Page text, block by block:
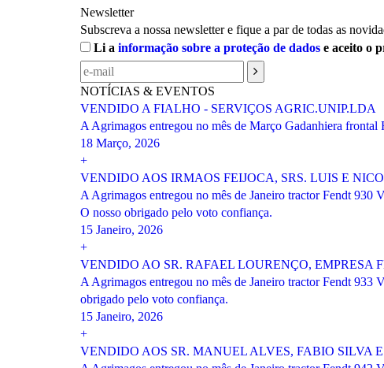
Newsletter
Subscreva a nossa newsletter e fique a par de todas as
Li a informação sobre a proteção de dados e aceito o
NOTÍCIAS & EVENTOS
VENDIDO A FIALHO - SERVIÇOS AGRIC.UNIP.LDA
A Agrimagos entregou no mês de Março Gadanhiera
18 Março, 2026
+
VENDIDO AOS IRMAOS FEIJOCA, SRS. LUIS E
A Agrimagos entregou no mês de Janeiro tractor Fendt
O nosso obrigado pelo voto confiança.
15 Janeiro, 2026
+
VENDIDO AO SR. RAFAEL LOURENÇO, EMPRESA
A Agrimagos entregou no mês de Janeiro tractor Fendt 933
obrigado pelo voto confiança.
15 Janeiro, 2026
+
VENDIDO AOS SR. MANUEL ALVES, FABIO SILVA